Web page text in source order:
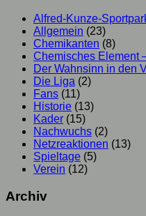
Alfred-Kunze-
Allgemein (23)
Chemikanten (8)
Chemisches Element
Der Wahnsinn in den
Die Liga (2)
Fans (11)
Historie (13)
Kader (15)
Nachwuchs (2)
Netzreaktionen (13)
Spieltage (5)
Verein (12)
Archiv